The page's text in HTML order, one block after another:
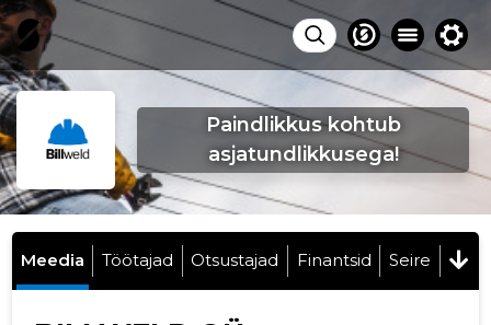
Paindlikkus kohtub
asjatundlikkusega!
Meedia Töötajad Otsustajad Finantsid Seire